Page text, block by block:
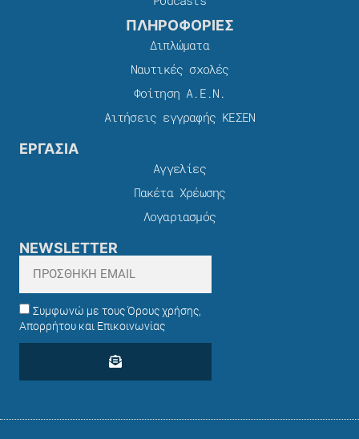
ΠΛΗΡΟΦΟΡΙΕΣ
Διπλώματα
Ναυτικές σχολές
Φοίτηση Α.Ε.Ν.
Αιτήσεις εγγραφής ΚΕΣΕΝ
ΕΡΓΑΣΙΑ
Αγγελίες
Πακέτα Χρέωσης​
Λογαριασμός
NEWSLETTER
Συμφωνώ με τους Όρους χρήσης,
Απορρήτου και Επικοινωνίας